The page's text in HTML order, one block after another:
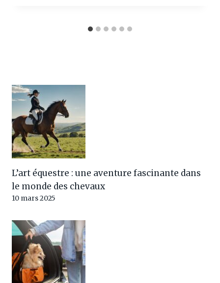
L’art équestre : une aventure fascinante dans
le monde des chevaux
10 mars 2025